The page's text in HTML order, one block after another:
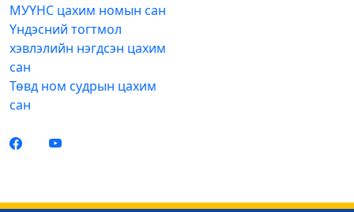
МУҮНС цахим номын сан
Үндэсний тогтмол
хэвлэлийн нэгдсэн цахим
сан
Төвд ном судрын цахим
сан